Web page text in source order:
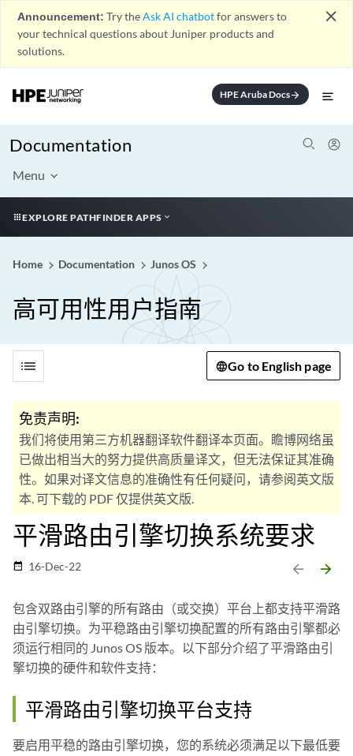
Announcement: Try theAsk AI chatbotfor answers to
your technical questions about Juniper products and
solutions.
close
HPE Aruba Docsarrow_forward
Documentation
Menu
EXPLORE PATHFINDER APPS
Home Documentation Junos OS
高可用性用户指南
list Go to English page
免责声明:
我们将使用第三方机器翻译软件翻译本页面。瞻博网络虽
已做出相当大的努力提供高质量译文，但无法保证其准确
性。如果对译文信息的准确性有任何疑问，请参阅英文版
本. 可下载的 PDF 仅提供英文版.
平滑路由引擎切换系统要求
date_range 16-Dec-22 arrow_backward arrow_forward
包含双路由引擎的所有路由（或交换）平台上都支持平滑路
由引擎切换。为平稳路由引擎切换配置的所有路由引擎都必
须运行相同的 Junos OS 版本。以下部分介绍了平滑路由引
擎切换的硬件和软件支持：
平滑路由引擎切换平台支持
要启用平稳的路由引擎切换，您的系统必须满足以下最低要